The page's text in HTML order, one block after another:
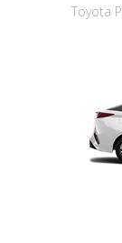
Toyota